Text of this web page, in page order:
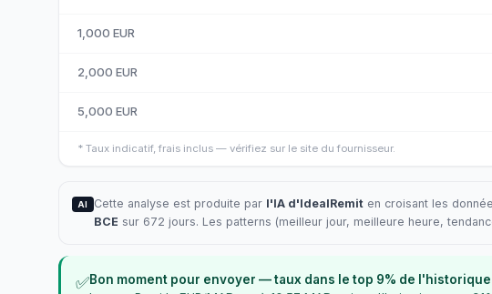
1,000 EUR
2,000 EUR
5,000 EUR
* Taux indicatif, frais inclus — vérifiez sur le site du fournisseur.
AI Cette analyse est produite par l'IA d'IdealRemiten croisant les
BCE sur 672 jours. Les patterns (meilleur jour, meilleure heure,
✅Bon moment pour envoyer — taux dans le top 9% de l'historique